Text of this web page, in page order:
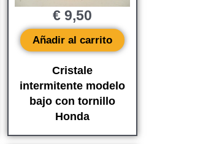
Cristale
intermitente modelo
bajo con tornillo
Honda
€ 9,50
Añadir al carrito